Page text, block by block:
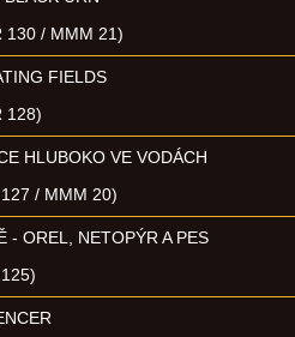
130 / MMM 21)
FIELDS
128)
HLUBOKO VE VODÁCH
/ MMM 20)
- OREL, NETOPÝR A PES